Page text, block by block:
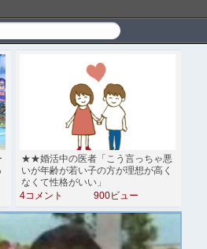
★★婚活中の医者「こう言っちゃ悪
いが年齢が若い子の方が理想が高く
なくて性格がいい」
4コメント
900ビュー